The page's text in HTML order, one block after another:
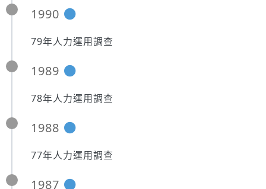
1990
79年人力運用調查
1989
78年人力運用調查
1988
77年人力運用調查
1987